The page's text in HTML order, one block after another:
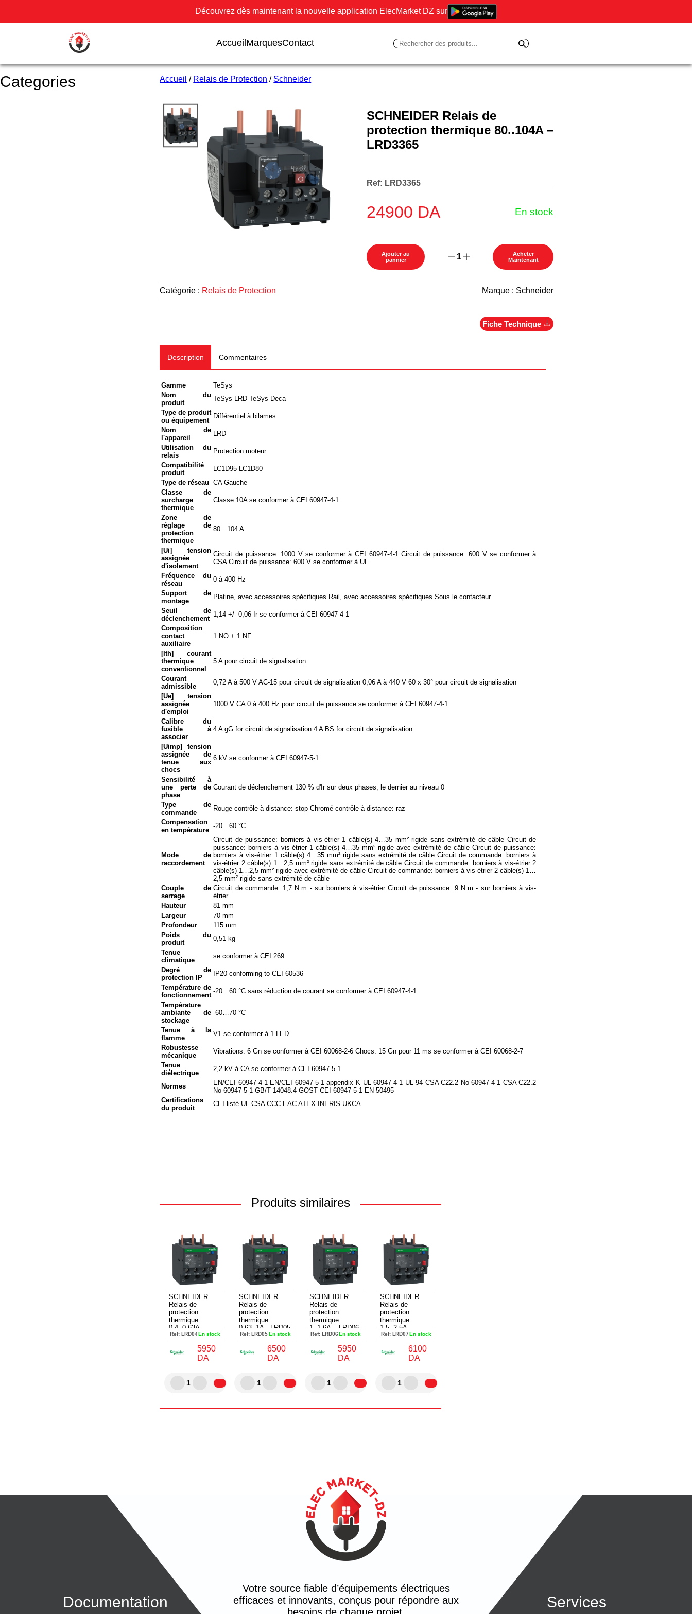
Découvrez dès maintenant la nouvelle application ElecMarket DZ sur
Accueil MarquesContact
Categories Accueil / Relais de Protection / Schneider
SCHNEIDER Relais de
protection thermique 80..104A –
LRD3365
Ref: LRD3365
24900 DA En stock
Ajouter au
pannier
1
Acheter
Maintenant
Catégorie : Relais de Protection Marque : Schneider
Fiche Technique
Description Commentaires
Gamme
TeSys
Nom du
produit
TeSys LRD TeSys Deca
Type de produit
ou équipement
Différentiel à bilames
Nom de
l'appareil
LRD
Utilisation du
relais
Protection moteur
Compatibilité
produit
LC1D95 LC1D80
Type de réseau
CA Gauche
Classe de
surcharge
thermique
Classe 10A se conformer à CEI 60947-4-1
Zone de
réglage de
protection
thermique
80…104 A
[Ui] tension
assignée
d'isolement
Circuit de puissance: 1000 V se conformer à CEI 60947-4-1 Circuit de puissance: 600 V se conformer à
CSA Circuit de puissance: 600 V se conformer à UL
Fréquence du
réseau
0 à 400 Hz
Support de
montage
Platine, avec accessoires spécifiques Rail, avec accessoires spécifiques Sous le contacteur
Seuil de
déclenchement
1,14 +/- 0,06 Ir se conformer à CEI 60947-4-1
Composition
contact
auxiliaire
1 NO + 1 NF
[Ith] courant
thermique
conventionnel
5 A pour circuit de signalisation
Courant
admissible
0,72 A à 500 V AC-15 pour circuit de signalisation 0,06 A à 440 V 60 x 30° pour circuit de signalisation
[Ue] tension
assignée
d'emploi
1000 V CA 0 à 400 Hz pour circuit de puissance se conformer à CEI 60947-4-1
Calibre du
fusible à
associer
4 A gG for circuit de signalisation 4 A BS for circuit de signalisation
[Uimp] tension
assignée de
tenue aux
chocs
6 kV se conformer à CEI 60947-5-1
Sensibilité à
une perte de
phase
Courant de déclenchement 130 % d'Ir sur deux phases, le dernier au niveau 0
Type de
commande
Rouge contrôle à distance: stop Chromé contrôle à distance: raz
Compensation
en température
-20…60 °C
Mode de
raccordement
Circuit de puissance: borniers à vis-étrier 1 câble(s) 4…35 mm² rigide sans extrémité de câble Circuit de
puissance: borniers à vis-étrier 1 câble(s) 4…35 mm² rigide avec extrémité de câble Circuit de puissance:
borniers à vis-étrier 1 câble(s) 4…35 mm² rigide sans extrémité de câble Circuit de commande: borniers à
vis-étrier 2 câble(s) 1…2,5 mm² rigide sans extrémité de câble Circuit de commande: borniers à vis-étrier 2
câble(s) 1…2,5 mm² rigide avec extrémité de câble Circuit de commande: borniers à vis-étrier 2 câble(s) 1…
2,5 mm² rigide sans extrémité de câble
Couple de
serrage
Circuit de commande :1,7 N.m - sur borniers à vis-étrier Circuit de puissance :9 N.m - sur borniers à vis-
étrier
Hauteur
81 mm
Largeur
70 mm
Profondeur
115 mm
Poids du
produit
0,51 kg
Tenue
climatique
se conformer à CEI 269
Degré de
protection IP
IP20 conforming to CEI 60536
Température de
fonctionnement
-20…60 °C sans réduction de courant se conformer à CEI 60947-4-1
Température
ambiante de
stockage
-60…70 °C
Tenue à la
flamme
V1 se conformer à 1 LED
Robustesse
mécanique
Vibrations: 6 Gn se conformer à CEI 60068-2-6 Chocs: 15 Gn pour 11 ms se conformer à CEI 60068-2-7
Tenue
diélectrique
2,2 kV à CA se conformer à CEI 60947-5-1
Normes
EN/CEI 60947-4-1 EN/CEI 60947-5-1 appendix K UL 60947-4-1 UL 94 CSA C22.2 No 60947-4-1 CSA C22.2
No 60947-5-1 GB/T 14048.4 GOST CEI 60947-5-1 EN 50495
Certifications
du produit
CEI listé UL CSA CCC EAC ATEX INERIS UKCA
Produits similaires
SCHNEIDER
Relais de
protection
thermique
0,4..0,63A -
LRD04
Ref: LRD04En stock
5950
DA
1
SCHNEIDER
Relais de
protection
thermique
0,63..1A - LRD05
Ref:LRD05En stock
6500
DA
1
SCHNEIDER
Relais de
protection
thermique
1..1,6A – LRD06
Ref: LRD06 En stock
5950
DA
1
SCHNEIDER
Relais de
protection
thermique
1,5..2,5A –
LRD07
Ref: LRD07En stock
6100
DA
1
Votre source fiable d’équipements électriques
efficaces et innovants, conçus pour répondre aux
Documentation Services